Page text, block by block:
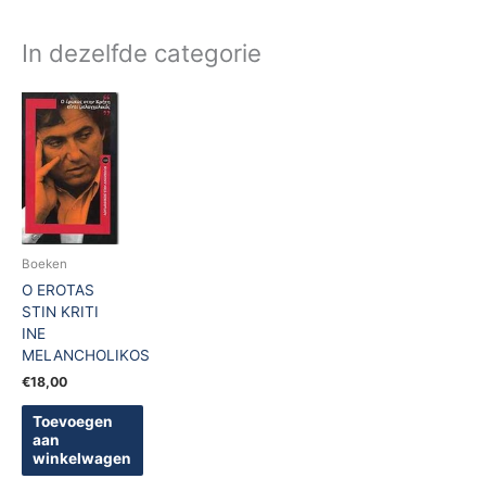
In dezelfde categorie
Boeken
O EROTAS
STIN KRITI
INE
MELANCHOLIKOS
€18,00
Toevoegen
aan
winkelwagen